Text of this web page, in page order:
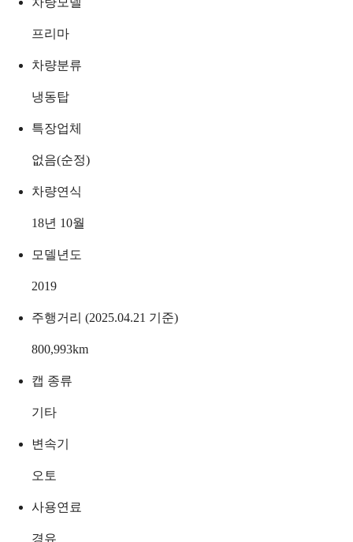
프리마
차량분류
냉동탑
특장업체
없음(순정)
차량연식
18년 10월
모델년도
2019
주행거리 (2025.04.21 기준)
800,993km
캡 종류
기타
변속기
오토
사용연료
경유